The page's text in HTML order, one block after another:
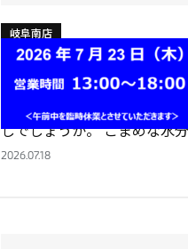
お知らせ
岐阜南店
こんにちは。岐阜南店です
３連休の初日、いかがお
しでしょうか。 こまめな水
給やエアコンを使用するなど
2026.07.18